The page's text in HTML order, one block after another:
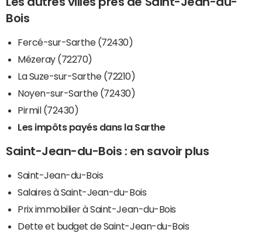
Bois
Fercé-sur-Sarthe (72430)
Mézeray (72270)
La Suze-sur-Sarthe (72210)
Noyen-sur-Sarthe (72430)
Pirmil (72430)
Les impôts payés dans la Sarthe
Saint-Jean-du-Bois : en savoir plus
Saint-Jean-du-Bois
Salaires à Saint-Jean-du-Bois
Prix immobilier à Saint-Jean-du-Bois
Dette et budget de Saint-Jean-du-Bois